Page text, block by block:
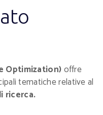
Optimization)offre
tematiche relative al
ricerca.